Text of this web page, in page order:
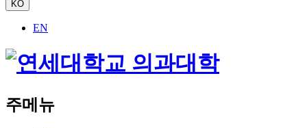
KO
EN
주메뉴